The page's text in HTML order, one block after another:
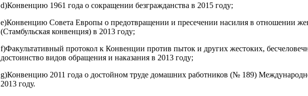
d)Конвенцию 1961 года о сокращении безгражданства в 2015 году;
e)Конвенцию Совета Европы о предотвращении и пресечении насилия в отношении
(Стамбульская конвенция) в 2013 году;
f)Факультативный протокол к Конвенции против пыток и других жестоких,
достоинство видов обращения и наказания в 2013 году;
g)Конвенцию 2011 года о достойном труде домашних работников (№ 189)
2013 году.